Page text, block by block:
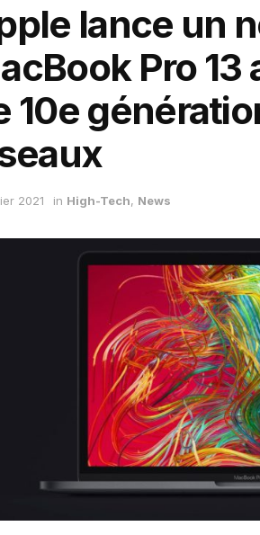
lance un
Pro 13
10e
2021 in High-Tech, News